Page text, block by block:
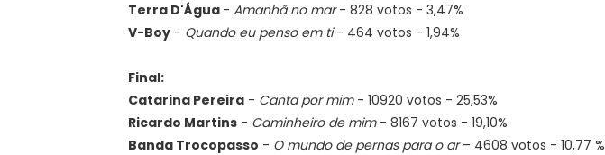
Terra D'Água - Amanhã no mar- 828 votos - 3,47%
V-Boy - Quando eu penso em ti- 464 votos - 1,94%
Final:
Catarina Pereira - Canta por mim- 10920 votos - 25,53%
Ricardo Martins - Caminheiro de mim- 8167 votos - 19,10%
Banda Trocopasso - O mundo de pernas para o ar– 4608 votos - 10,77 %